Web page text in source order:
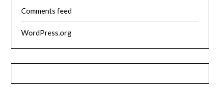
Comments feed
WordPress.org